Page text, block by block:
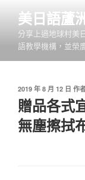
內
美日語蘆
分享上過地球村美
語教學機構，並榮
發
佈
於
2019 年 8 月 12 日 作
贈品各式
無塵擦拭